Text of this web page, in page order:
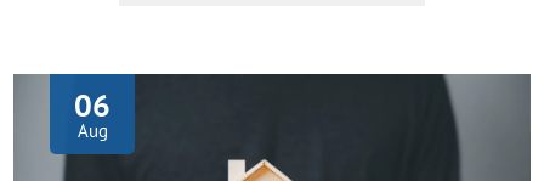
06
Aug